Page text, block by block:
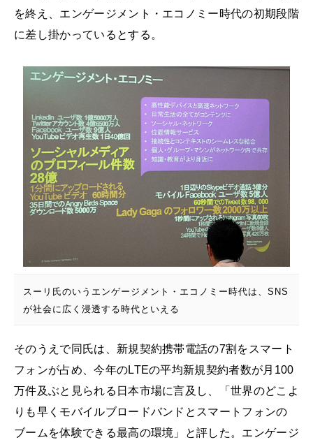
を終え、エンゲージメント・エコノミー時代の初期段階
に差し掛かっているとする。
スーリ氏のいうエンゲージメント・エコノミー時代は、SNS
が社会に広く浸透する時代といえる
そのうえで同氏は、新規契約携帯電話の7割をスマート
フォンが占め、今年のLTEの平均新規契約者数が月100
万件及ぶと見られる日本市場に言及し、「世界のどこよ
りも早くモバイルブロードバンドとスマートフォンの
ブームを体験できる最高の環境」と評した。エンゲージ